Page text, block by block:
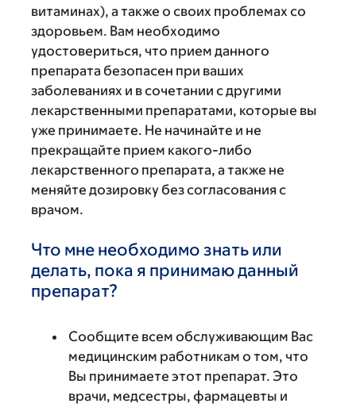
витаминах), а также о своих проблемах со
здоровьем. Вам необходимо
удостовериться, что прием данного
препарата безопасен при ваших
заболеваниях и в сочетании с другими
лекарственными препаратами, которые вы
уже принимаете. Не начинайте и не
прекращайте прием какого-либо
лекарственного препарата, а также не
меняйте дозировку без согласования с
врачом.
Что мне необходимо знать или
делать, пока я принимаю данный
препарат?
Сообщите всем обслуживающим Вас
медицинским работникам о том, что
Вы принимаете этот препарат. Это
врачи, медсестры, фармацевты и